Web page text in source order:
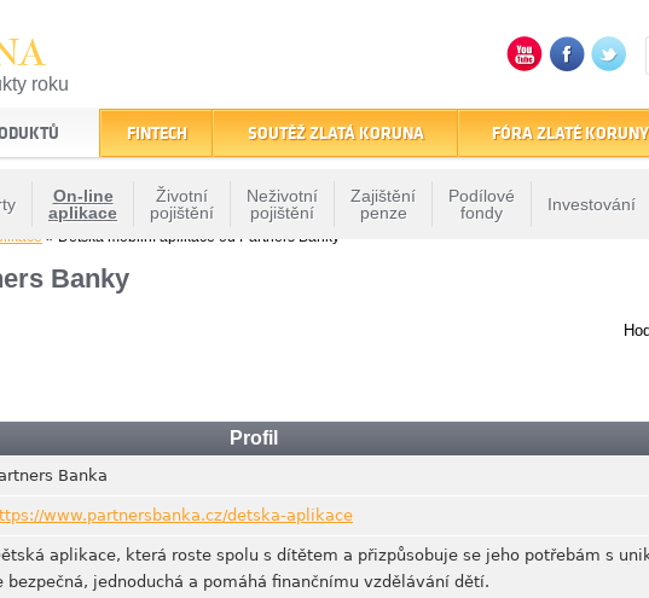
roku
trhu
On-line
aplikace
Životní
pojištění
Neživotní
pojištění
Zajištění
penze
Podílové
fondy
Investování
FINTECH SOUTĚŽ ZLATÁ KORUNA FÓRA ZLATÉ KORUNY
» Dětská mobilní aplikace od Partners Banky
Banky
Profil
Banka
www.partnersbanka.cz/detska-aplikace
aplikace, která roste spolu s dítětem a přizpůsobuje se jeho potřebám s
bezpečná, jednoduchá a pomáhá finančnímu vzdělávání dětí.